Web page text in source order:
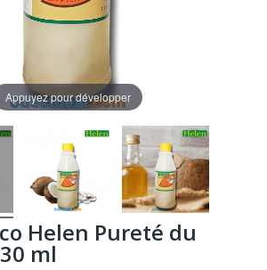
Appuyez pour développer
Helen Pureté du
ml